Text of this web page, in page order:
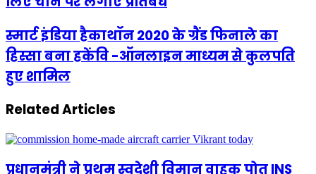
स्मार्ट इंडिया हैकाथॉन 2020 के ग्रैंड फिनाले का
हिस्सा बना हकेंवि -ऑनलाइन माध्यम से कुलपति
हुए शामिल
Related Articles
प्रधानमंत्री ने प्रथम स्वदेशी विमान वाहक पोत INS